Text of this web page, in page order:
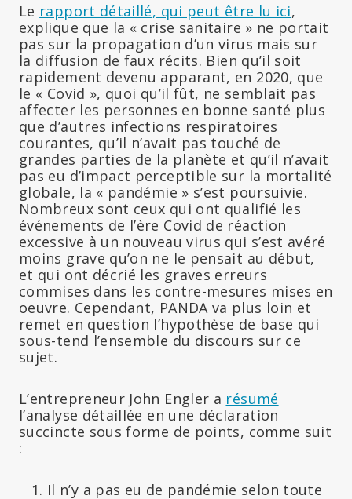
Le rapport détaillé, qui peut être lu ici,
explique que la « crise sanitaire » ne portait
pas sur la propagation d’un virus mais sur
la diffusion de faux récits. Bien qu’il soit
rapidement devenu apparant, en 2020, que
le « Covid », quoi qu’il fût, ne semblait pas
affecter les personnes en bonne santé plus
que d’autres infections respiratoires
courantes, qu’il n’avait pas touché de
grandes parties de la planète et qu’il n’avait
pas eu d’impact perceptible sur la mortalité
globale, la « pandémie » s’est poursuivie.
Nombreux sont ceux qui ont qualifié les
événements de l’ère Covid de réaction
excessive à un nouveau virus qui s’est avéré
moins grave qu’on ne le pensait au début,
et qui ont décrié les graves erreurs
commises dans les contre-mesures mises en
oeuvre. Cependant, PANDA va plus loin et
remet en question l’hypothèse de base qui
sous-tend l’ensemble du discours sur ce
sujet.
L’entrepreneur John Engler a résumé
l’analyse détaillée en une déclaration
succincte sous forme de points, comme suit
:
Il n’y a pas eu de pandémie selon toute